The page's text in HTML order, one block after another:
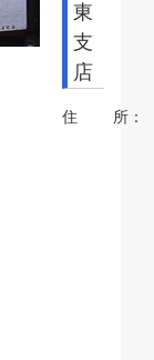
東
支
店
住 所：